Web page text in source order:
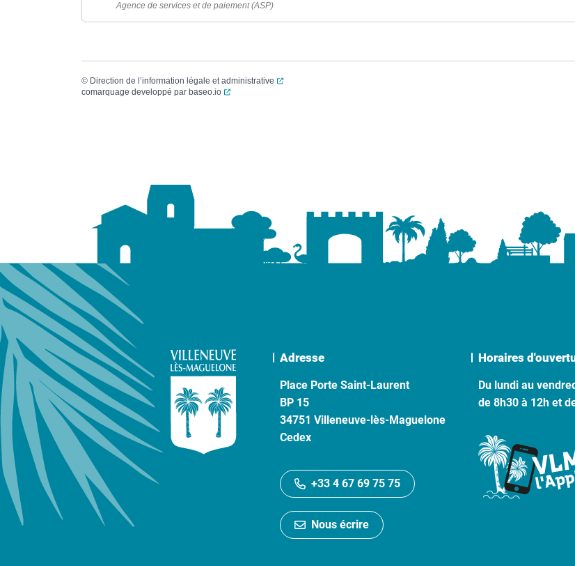
Agence de services et de paiement (ASP)
© Direction de l’information légale et administrative
(ouverture dans un nouvel onglet)
comarquage developpé par baseo.io (ouverture dans un nouvel onglet)
Adresse
Place Porte Saint-Laurent
BP 15
34751 Villeneuve-lès-Maguelone
Cedex
+33 4 67 69 75 75
Nous écrire
Horaires
Du lundi au
de 8h30 à 12h et